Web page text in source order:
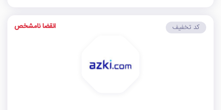
کد تخفیف انقضا نامشخص